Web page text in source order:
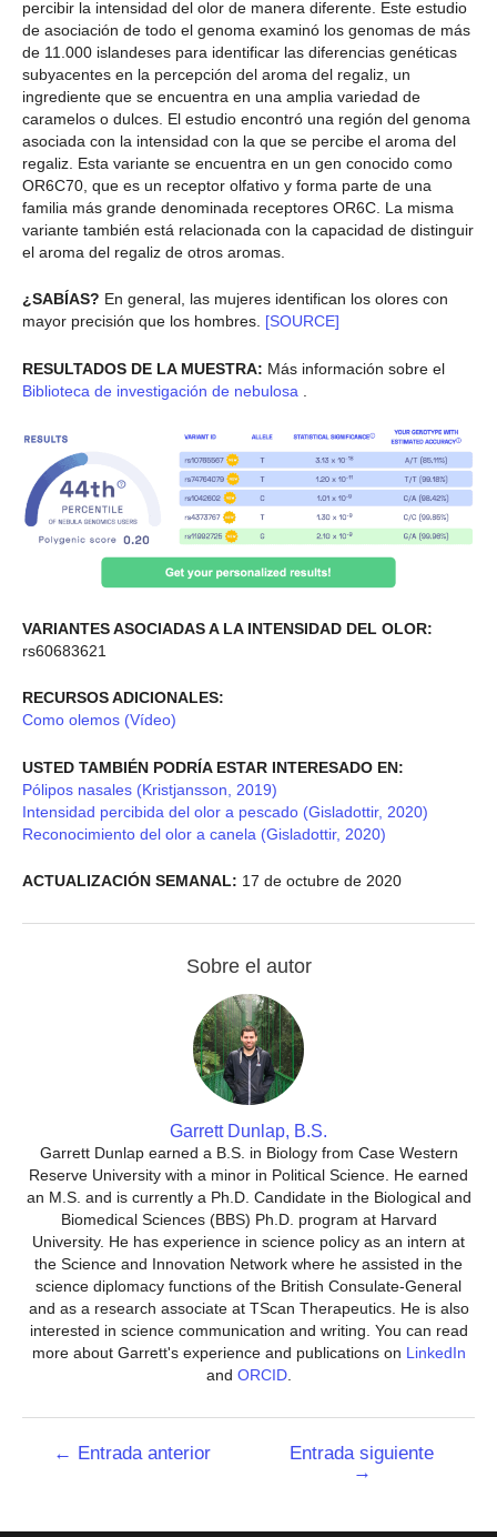
percibir la intensidad del olor de manera diferente. Este estudio
de asociación de todo el genoma examinó los genomas de más
de 11.000 islandeses para identificar las diferencias genéticas
subyacentes en la percepción del aroma del regaliz, un
ingrediente que se encuentra en una amplia variedad de
caramelos o dulces. El estudio encontró una región del genoma
asociada con la intensidad con la que se percibe el aroma del
regaliz. Esta variante se encuentra en un gen conocido como
OR6C70, que es un receptor olfativo y forma parte de una
familia más grande denominada receptores OR6C. La misma
variante también está relacionada con la capacidad de distinguir
el aroma del regaliz de otros aromas.
¿SABÍAS? En general, las mujeres identifican los olores con
mayor precisión que los hombres. [SOURCE]
RESULTADOS DE LA MUESTRA: Más información sobre el
Biblioteca de investigación de nebulosa
VARIANTES ASOCIADAS A LA INTENSIDAD DEL OLOR:
rs60683621
RECURSOS ADICIONALES:
Como olemos (Vídeo)
USTED TAMBIÉN PODRÍA ESTAR INTERESADO EN:
Pólipos nasales (Kristjansson, 2019)
Intensidad percibida del olor a pescado (Gisladottir, 2020)
Reconocimiento del olor a canela (Gisladottir, 2020)
ACTUALIZACIÓN SEMANAL: 17 de octubre de 2020
Sobre el autor
Garrett Dunlap, B.S.
Garrett Dunlap earned a B.S. in Biology from Case Western
Reserve University with a minor in Political Science. He earned
an M.S. and is currently a Ph.D. Candidate in the Biological and
Biomedical Sciences (BBS) Ph.D. program at Harvard
University. He has experience in science policy as an intern at
the Science and Innovation Network where he assisted in the
science diplomacy functions of the British Consulate-General
and as a research associate at TScan Therapeutics. He is also
interested in science communication and writing. You can read
more about Garrett's experience and publications on LinkedIn
and ORCID.
Navegación
← Entrada anterior
Entrada siguiente
→